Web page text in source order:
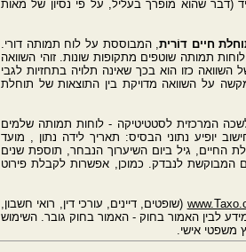
(דבר שהוא מופרך בעליל, על פי נסיון של מאות
חיים דוֹרית, המבוססת על לוח תמותה דורי.
תמותה שוטפים מתקופות שונות. זוהי השוואה
השוואה כזו הוא בכך שאינה תלויה בתחזיות לגבי
על השוואה מדויקת בין התוצאות של תוחלת
המרכזית לסטטיטיקה - לוחות תמותה שלמים
הידועים בינואר 2020. בתוצאות החישוב יופיע נתוני הבסיס: תאריך לידה נתון , מועד
החיים, גיל ביום השיערוך הנבחר, תוספת שנים
המבוקשת לנבדק. כמוכן, אפשרות לקבלת פירוט
(שופטים, דיינים, עורכי דין, רואי חשבון,
לבין האמור בחוק - האמור בחוק גובר. השימוש
משפטי אישי.